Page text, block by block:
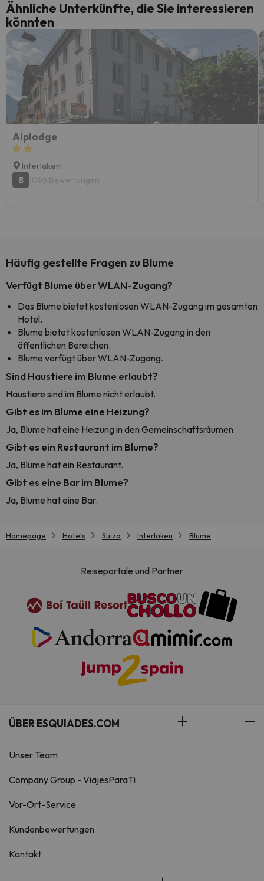
Ähnliche Unterkünfte, die Sie interessieren
könnten
Alplodge
Interlaken
8
1065 Bewertungen
Häufig gestellte Fragen zu Blume
Verfügt Blume über WLAN-Zugang?
Das Blume bietet kostenlosen WLAN-Zugang im gesamten
Hotel.
Blume bietet kostenlosen WLAN-Zugang in den
öffentlichen Bereichen.
Blume verfügt über WLAN-Zugang.
Sind Haustiere im Blume erlaubt?
Haustiere sind im Blume nicht erlaubt.
Gibt es im Blume eine Heizung?
Ja, Blume hat eine Heizung in den Gemeinschaftsräumen.
Gibt es ein Restaurant im Blume?
Ja, Blume hat ein Restaurant.
Gibt es eine Bar im Blume?
Ja, Blume hat eine Bar.
Homepage Hotels Suiza Interlaken Blume
Reiseportale und Partner
ÜBER ESQUIADES.COM
Unser Team
Company Group - ViajesParaTi
Vor-Ort-Service
Kundenbewertungen
Kontakt